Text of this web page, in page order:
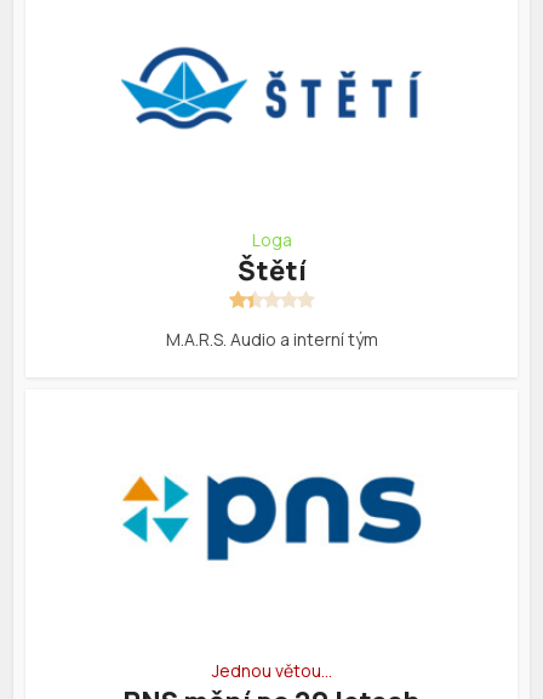
Loga
Štětí
M.A.R.S. Audio a interní tým
Jednou větou…